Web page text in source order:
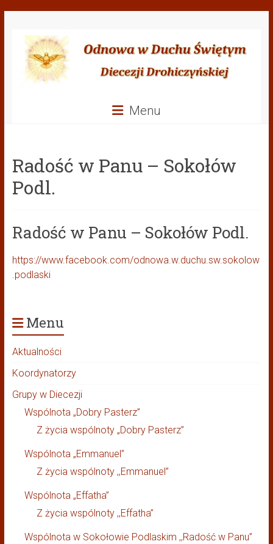
treściOdnowa
w
Duchu
Menu
Radość w Panu – Sokołów
Podl.
Radość w Panu – Sokołów Podl.
https://www.facebook.com/odnowa.w.duchu.sw.sokolow
.podlaski
Menu
Aktualności
Koordynatorzy
Grupy w Diecezji
Wspólnota „Dobry Pasterz”
Z życia wspólnoty „Dobry Pasterz”
Wspólnota „Emmanuel”
Z życia wspólnoty ,,Emmanuel”
Wspólnota „Effatha”
Z życia wspólnoty ,,Effatha”
Wspólnota w Sokołowie Podlaskim ,,Radość w Panu”